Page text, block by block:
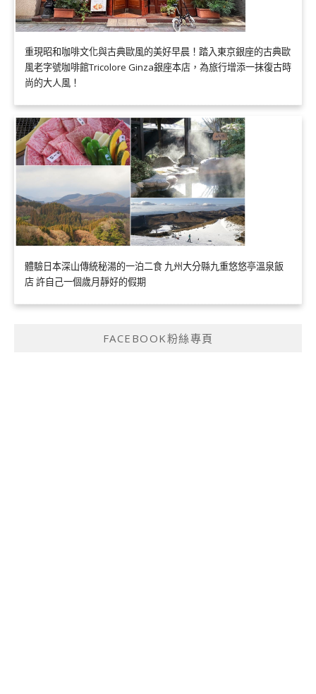
重現昭和咖啡文化與古典歐風的美好早晨！踏入東京銀座的古典歐
風老字號咖啡館Tricolore Ginza銀座本店，為旅行增添一抹復古時
尚的大人風！
體驗日本深山傳統秘湯的一泊二食 九州大分縣九重悠悠亭溫泉飯
店 許自己一個歲月靜好的假期
FACEBOOK粉絲專頁